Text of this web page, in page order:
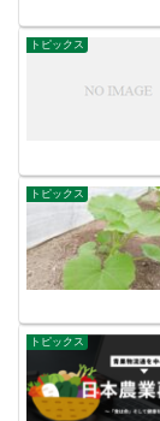
トピックス
トピックス
トピックス